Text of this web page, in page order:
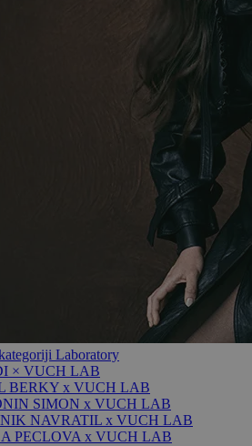
Laboratory
× VUCH LAB
BERKY x VUCH LAB
SIMON x VUCH LAB
NAVRATIL x VUCH LAB
PECLOVA x VUCH LAB